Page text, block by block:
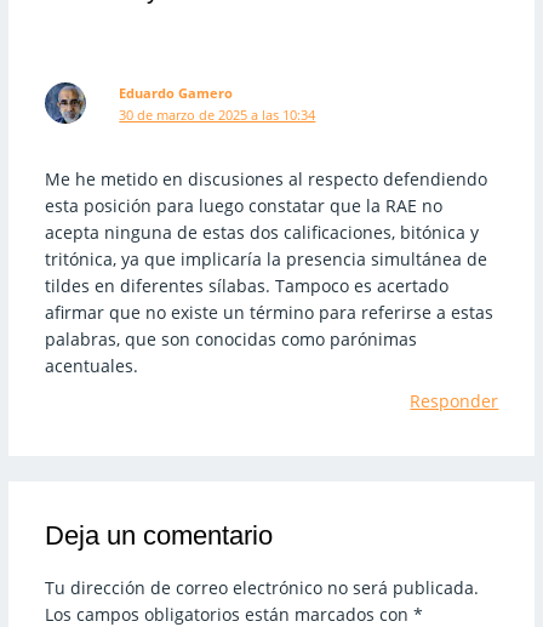
Eduardo Gamero
30 de marzo de 2025 a las 10:34
Me he metido en discusiones al respecto defendiendo
esta posición para luego constatar que la RAE no
acepta ninguna de estas dos calificaciones, bitónica y
tritónica, ya que implicaría la presencia simultánea de
tildes en diferentes sílabas. Tampoco es acertado
afirmar que no existe un término para referirse a estas
palabras, que son conocidas como parónimas
acentuales.
Responder
Deja un comentario
Tu dirección de correo electrónico no será publicada.
Los campos obligatorios están marcados con *